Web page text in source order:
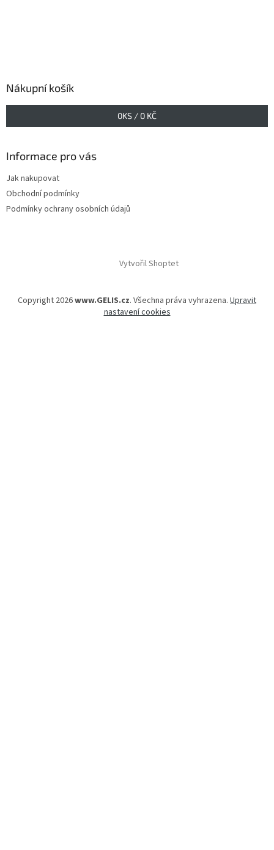
Nákupní košík
0KS / 0 KČ
Informace pro vás
Jak nakupovat
Obchodní podmínky
Podmínky ochrany osobních údajů
Vytvořil Shoptet
Copyright 2026www.GELIS.cz. Všechna práva vyhrazena. Upravit
nastavení cookies